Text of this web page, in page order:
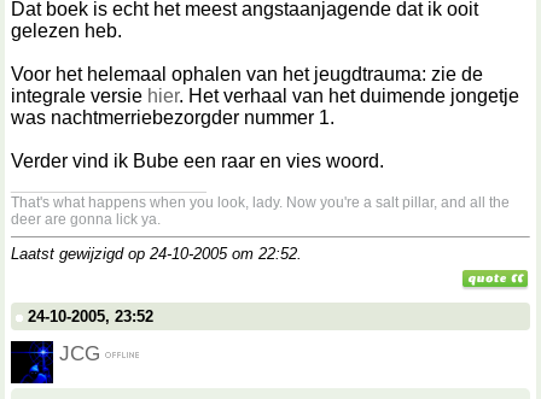
Dat boek is echt het meest angstaanjagende dat ik ooit
gelezen heb.
Voor het helemaal ophalen van het jeugdtrauma: zie de
integrale versie hier. Het verhaal van het duimende jongetje
was nachtmerriebezorgder nummer 1.
Verder vind ik Bube een raar en vies woord.
That's what happens when you look, lady. Now you're a salt pillar, and all the
deer are gonna lick ya.
Laatst gewijzigd op 24-10-2005 om 22:52.
24-10-2005, 23:52
JCG